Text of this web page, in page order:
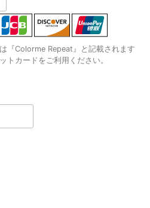
『Colorme Repeat』と記載されます
トカードをご利用ください。